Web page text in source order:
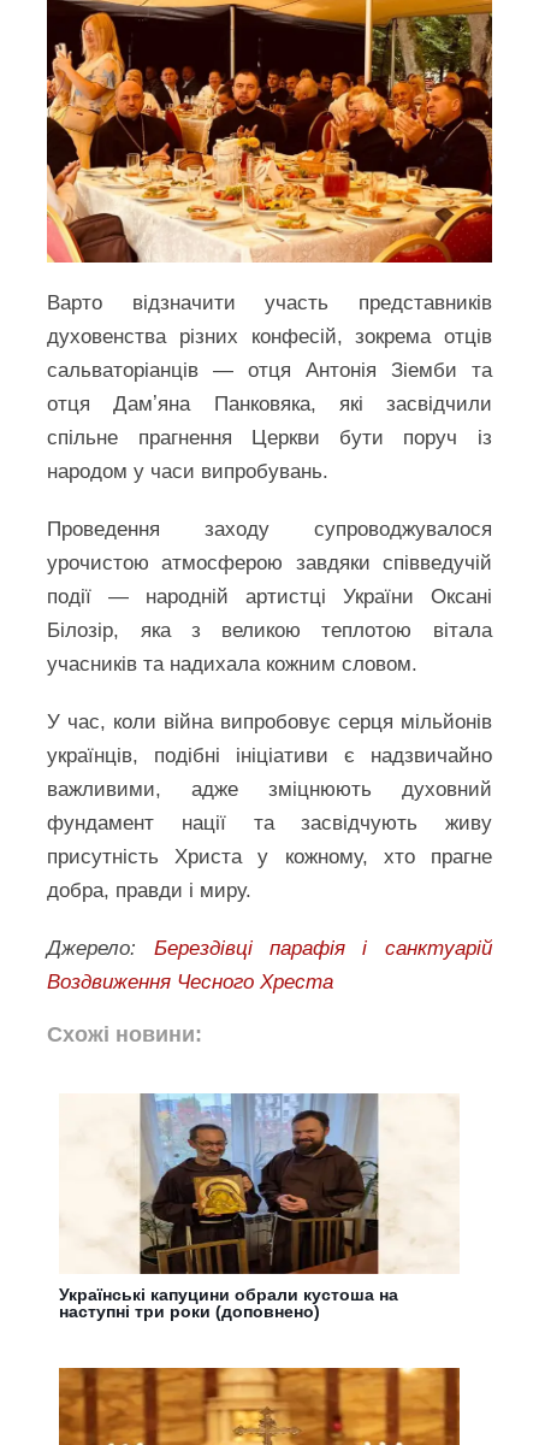
Варто відзначити участь представників
духовенства різних конфесій, зокрема отців
сальваторіанців — отця Антонія Зіемби та
отця Дамʼяна Панковяка, які засвідчили
спільне прагнення Церкви бути поруч із
народом у часи випробувань.
Проведення заходу супроводжувалося
урочистою атмосферою завдяки співведучій
події — народній артистці України Оксані
Білозір, яка з великою теплотою вітала
учасників та надихала кожним словом.
У час, коли війна випробовує серця мільйонів
українців, подібні ініціативи є надзвичайно
важливими, адже зміцнюють духовний
фундамент нації та засвідчують живу
присутність Христа у кожному, хто прагне
добра, правди і миру.
Джерело: Берездівці парафія і санктуарій
Воздвиження Чесного Хреста
Схожі новини:
Українські капуцини обрали кустоша на
наступні три роки (доповнено)